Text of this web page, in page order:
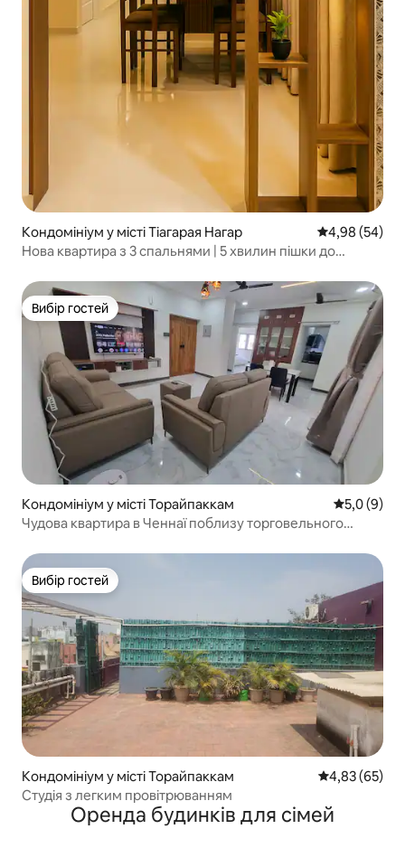
Кондомініум у місті Тіагарая Нагар Середня
4,98 (54)
Нова квартира з 3 спальнями | 5 хвилин пішки до
Вибір гостей
Вибір гостей
Кондомініум у місті Торайпаккам Середня
5,0 (9)
Чудова квартира в Ченнаї поблизу торговельного
Вибір гостей
Вибір гостей
Кондомініум у місті Торайпаккам Середня
4,83 (65)
Студія з легким провітрюванням
Оренда будинків для сімей